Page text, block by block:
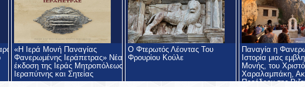
«Η Ιερά Μονή Παναγίας
Φανερωμένης Ιεράπετρας» Νέα
έκδοση της Ιεράς Μητροπόλεως
Ιεραπύτνης και Σητείας
Ο Φτερωτός Λέοντας Του
Φρουρίου Κούλε
Παναγία η
Ιστορία μιας
Μονής, του
Χαραλαμπάκη,
Προέδρου της